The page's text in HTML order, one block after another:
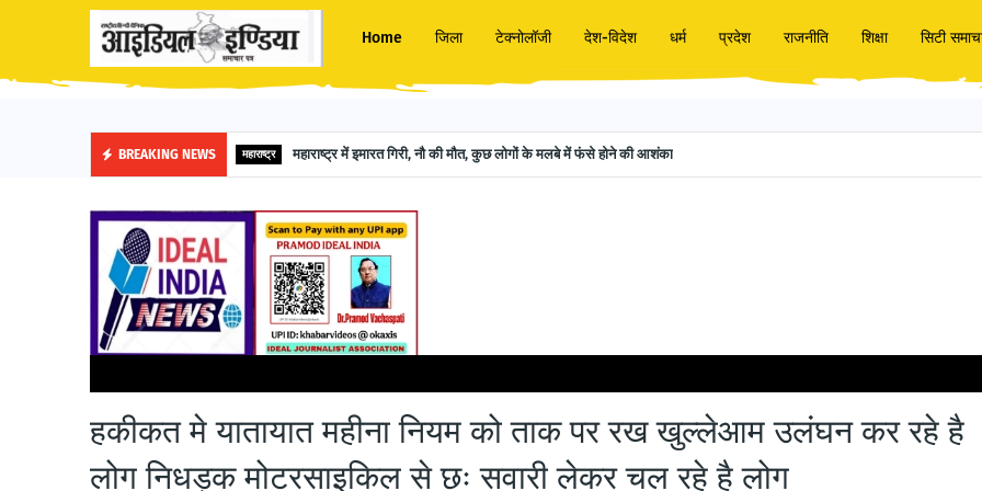
Home जिला टेक्नोलॉजी देश-विदेश धर्म प्रदेश राजनीति शिक्षा सिटी
BREAKING NEWS महाराष्ट्र महाराष्ट्र में इमारत गिरी, नौ की मौत, कुछ लोगों के मलबे में फंसे होने की आशंका
हकीकत मे यातायात महीना नियम को ताक पर रख खुल्लेआम उलंघन कर रहे है
लोग निधड़क मोटरसाइकिल से छः सवारी लेकर चल रहे है लोग